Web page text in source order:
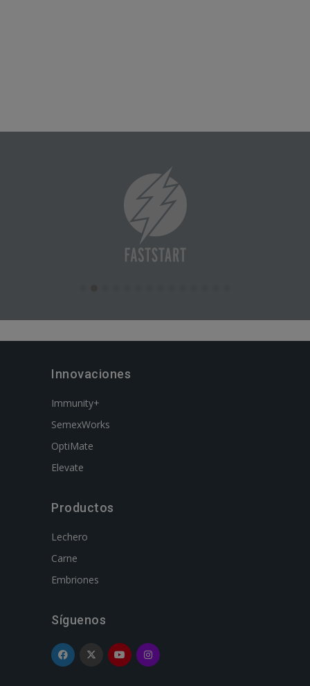
Innovaciones
Immunity+
SemexWorks
OptiMate
Elevate
Productos
Lechero
Carne
Embriones
Síguenos